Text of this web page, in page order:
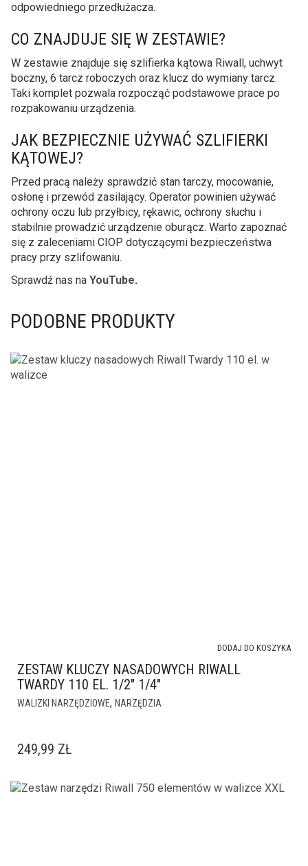
odpowiedniego przedłużacza.
CO ZNAJDUJE SIĘ W ZESTAWIE?
W zestawie znajduje się szlifierka kątowa Riwall, uchwyt
boczny, 6 tarcz roboczych oraz klucz do wymiany tarcz.
Taki komplet pozwala rozpocząć podstawowe prace po
rozpakowaniu urządzenia.
JAK BEZPIECZNIE UŻYWAĆ SZLIFIERKI
KĄTOWEJ?
Przed pracą należy sprawdzić stan tarczy, mocowanie,
osłonę i przewód zasilający. Operator powinien używać
ochrony oczu lub przyłbicy, rękawic, ochrony słuchu i
stabilnie prowadzić urządzenie oburącz. Warto zapoznać
się z zaleceniami CIOP dotyczącymi bezpieczeństwa
pracy przy szlifowaniu.
Sprawdź nas na YouTube.
PODOBNE PRODUKTY
ZESTAW KLUCZY NASADOWYCH RIWALL
TWARDY 110 EL. 1/2″ 1/4″
WALIZKI NARZĘDZIOWE, NARZĘDZIA
DODAJ DO KOSZYKA
249,99 ZŁ